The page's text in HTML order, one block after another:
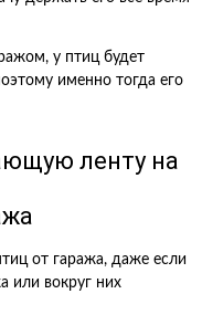
у птиц будет
именно тогда его
ленту на
от гаража, даже если
или вокруг них